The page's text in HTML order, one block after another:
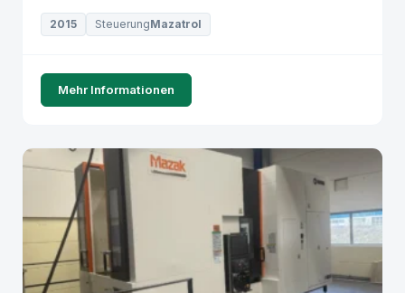
2015 SteuerungMazatrol
Mehr Informationen